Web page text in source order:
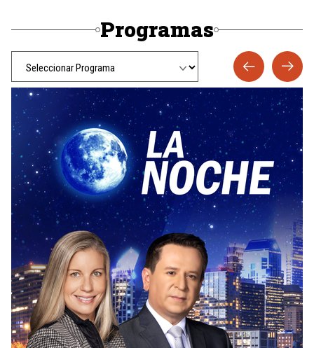
Programas